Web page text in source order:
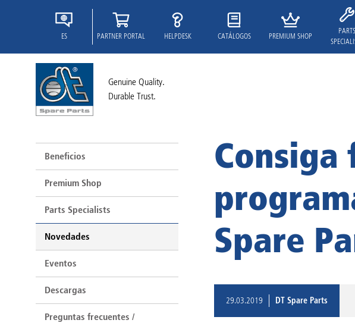
ES PARTNER PORTAL HELPDESK CATÁLOGOS PREMIUM SHOP
PARTS
Genuine Quality.
Durable Trust.
Consiga
Spare
29.03.2019 DT Spare Parts
Beneficios
Premium Shop
Parts Specialists
Novedades
Eventos
Descargas
Preguntas frecuentes /